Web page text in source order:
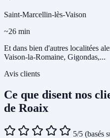
Saint-Marcellin-lès-Vaison
~26 min
Et dans bien d'autres localitées
Vaison-la-Romaine, Gigondas,...
Avis clients
Ce que disent nos
de Roaix
5/5 (basés